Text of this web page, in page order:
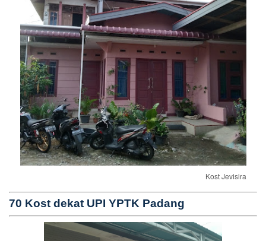
Kost Jevisira
70 Kost dekat UPI YPTK Padang